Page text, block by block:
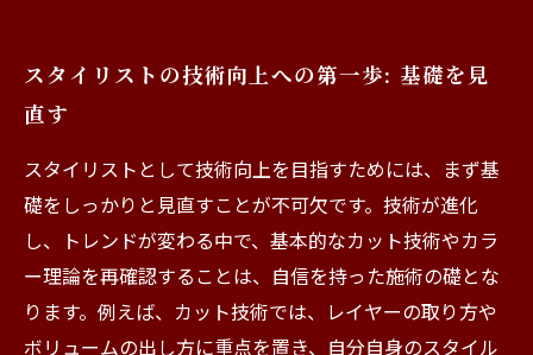
功の秘訣
い
スタイリストの技術向上への第一歩: 基礎を見
直す
スタイリストとして技術向上を目指すためには、まず基
礎をしっかりと見直すことが不可欠です。技術が進化
し、トレンドが変わる中で、基本的なカット技術やカラ
ー理論を再確認することは、自信を持った施術の礎とな
ります。例えば、カット技術では、レイヤーの取り方や
ボリュームの出し方に重点を置き、自分自身のスタイル